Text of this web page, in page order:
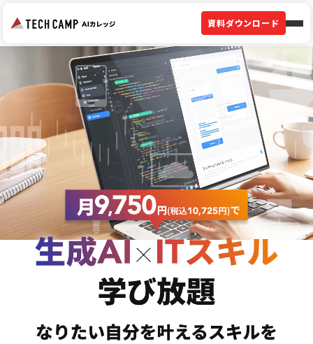
資料ダウンロード